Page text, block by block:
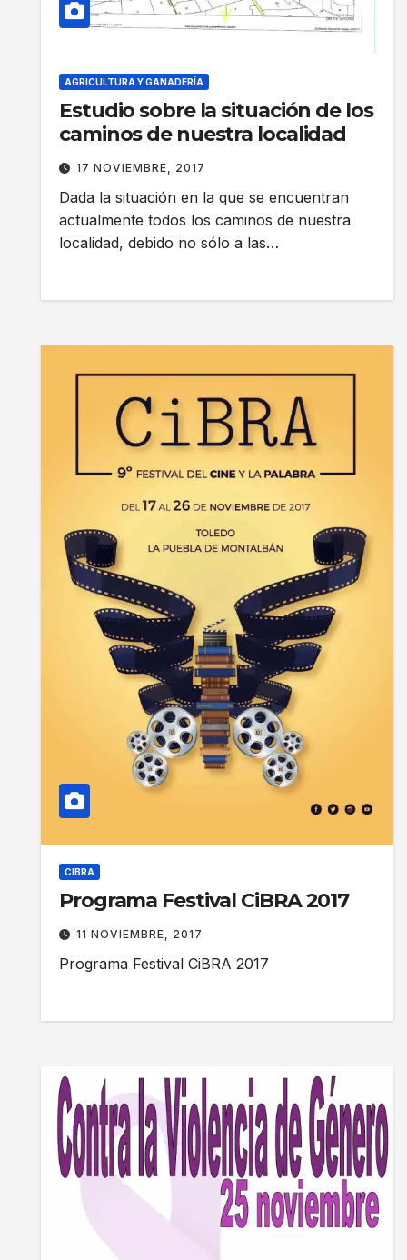
AGRICULTURA Y GANADERÍA
Estudio sobre la situación de los
caminos de nuestra localidad
17 NOVIEMBRE, 2017
Dada la situación en la que se encuentran
actualmente todos los caminos de nuestra
localidad, debido no sólo a las…
CIBRA
Programa Festival CiBRA 2017
11 NOVIEMBRE, 2017
Programa Festival CiBRA 2017